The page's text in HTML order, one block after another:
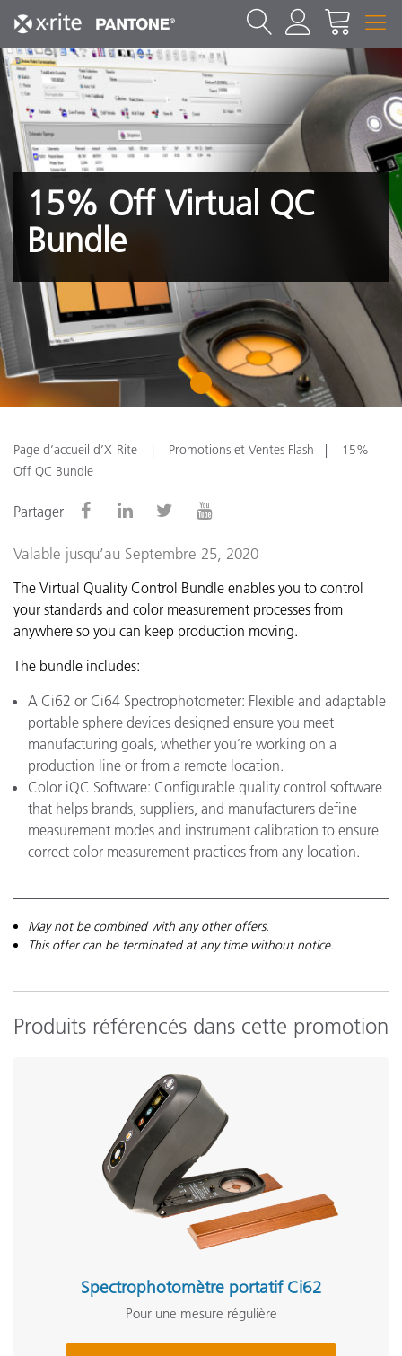
15% Off Virtual QC
Bundle
1
Page d’accueil d’X-Rite Promotions et Ventes Flash
15%
Off QC Bundle
Partager
Valable jusqu’au Septembre 25, 2020
The Virtual Quality Control Bundle enables you to control
your standards and color measurement processes from
anywhere so you can keep production moving.
The bundle includes:
A Ci62 or Ci64 Spectrophotometer: Flexible and adaptable
portable sphere devices designed ensure you meet
manufacturing goals, whether you’re working on a
production line or from a remote location.
Color iQC Software: Configurable quality control software
that helps brands, suppliers, and manufacturers define
measurement modes and instrument calibration to ensure
correct color measurement practices from any location.
May not be combined with any other offers.
This offer can be terminated at any time without notice.
Produits référencés dans cette promotion
Spectrophotomètre portatif Ci62
Pour une mesure régulière